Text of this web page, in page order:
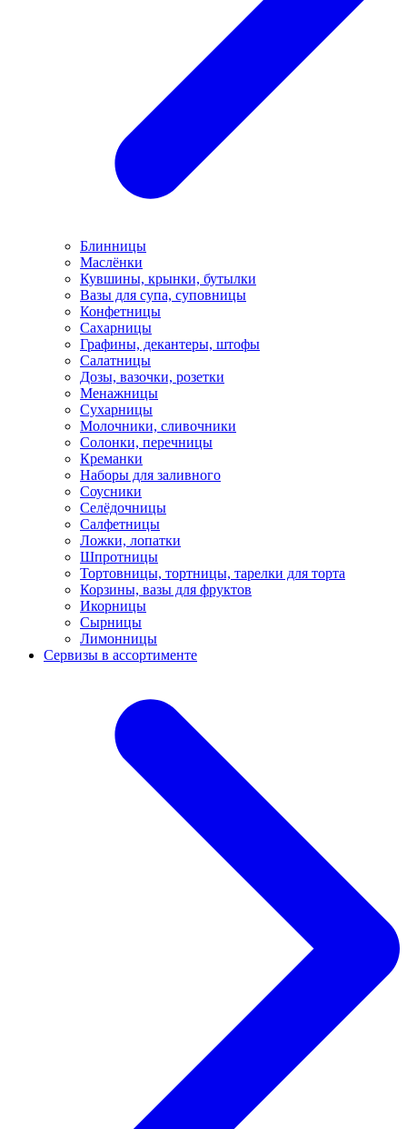
Блинницы
Маслёнки
Кувшины, крынки, бутылки
Вазы для супа, суповницы
Конфетницы
Сахарницы
Графины, декантеры, штофы
Салатницы
Дозы, вазочки, розетки
Менажницы
Сухарницы
Молочники, сливочники
Солонки, перечницы
Креманки
Наборы для заливного
Соусники
Селёдочницы
Салфетницы
Ложки, лопатки
Шпротницы
Тортовницы, тортницы, тарелки для торта
Корзины, вазы для фруктов
Икорницы
Сырницы
Лимонницы
Сервизы в ассортименте